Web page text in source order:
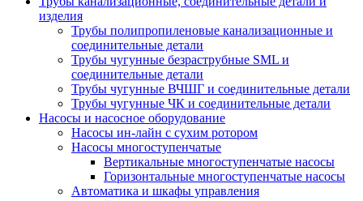
изделия
Трубы полипропиленовые канализационные и
соединительные детали
Трубы чугунные безраструбные SML и
соединительные детали
Трубы чугунные ВЧШГ и соединительные детали
Трубы чугунные ЧК и соединительные детали
Насосы и насосное оборудование
Насосы ин-лайн с сухим ротором
Насосы многоступенчатые
Вертикальные многоступенчатые насосы
Горизонтальные многоступенчатые насосы
Автоматика и шкафы управления